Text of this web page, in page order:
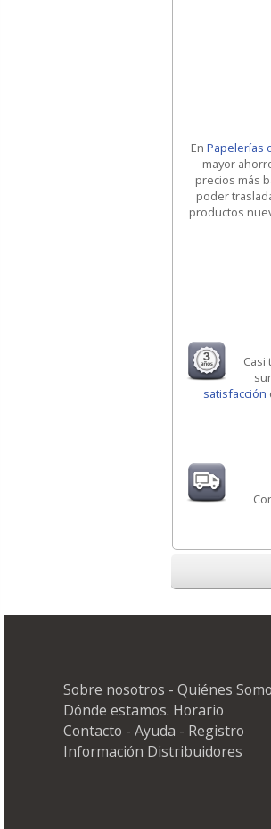
EnPapelerías
mayor
precios más
poder
productos
satisfacción
Sobre nosotros - Quiénes
Dónde estamos. Horario
Contacto - Ayuda - Registro
Información Distribuidores